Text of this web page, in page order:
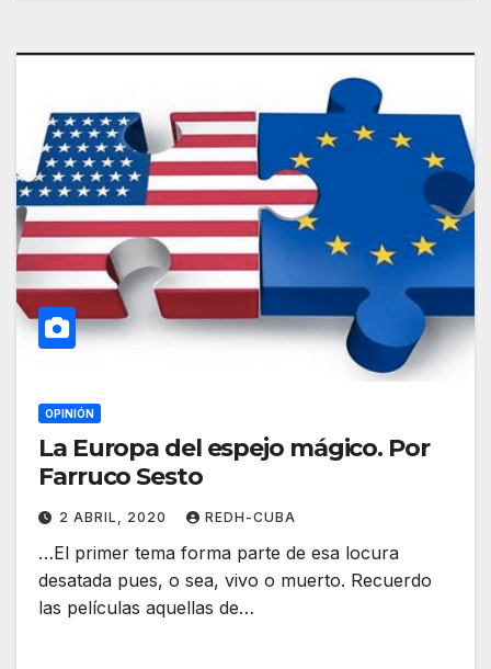
OPINIÓN
La Europa del espejo mágico. Por
Farruco Sesto
2 ABRIL, 2020 REDH-CUBA
…El primer tema forma parte de esa locura
desatada pues, o sea, vivo o muerto. Recuerdo
las películas aquellas de…